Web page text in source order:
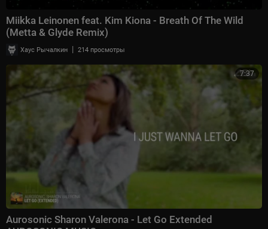
Miikka Leinonen feat. Kim Kiona - Breath Of The Wild
(Metta & Glyde Remix)
Хаус Рычалкин | 214 просмотры
7:37
Aurosonic Sharon Valerona - Let Go Extended